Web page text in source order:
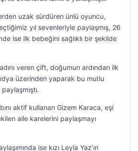
uzak sürdüren ünlü oyuncu,
yıl sevenleriyle paylaşmış, 26
ise ilk bebeğini sağlıklı bir şekilde
veren çift, doğumun ardından ilk
üzerinden yaparak bu mutlu
aktif kullanan Gizem Karaca, eşi
aile karelerini paylaşmayı
ise kızı Leyla Yaz’ın